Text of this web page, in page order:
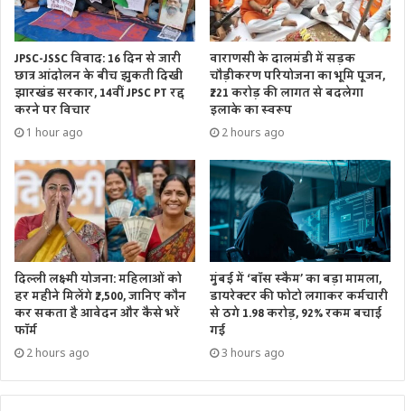
JPSC-JSSC विवाद: 16 दिन से जारी
छात्र आंदोलन के बीच झुकती दिखी
झारखंड सरकार, 14वीं JPSC PT रद्द
करने पर विचार
1 hour ago
वाराणसी के दालमंडी में सड़क
चौड़ीकरण परियोजना का भूमि पूजन,
₹221 करोड़ की लागत से बदलेगा
इलाके का स्वरूप
2 hours ago
दिल्ली लक्ष्मी योजना: महिलाओं को
हर महीने मिलेंगे ₹2,500, जानिए कौन
कर सकता है आवेदन और कैसे भरें
फॉर्म
2 hours ago
मुंबई में ‘बॉस स्कैम’ का बड़ा मामला,
डायरेक्टर की फोटो लगाकर कर्मचारी
से ठगे 1.98 करोड़, 92% रकम बचाई
गई
3 hours ago